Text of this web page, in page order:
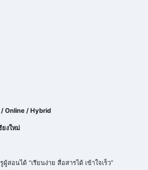
Online / Hybrid
ยงใหม่
อนได้ “เรียนง่าย สื่อสารได้ เข้าใจเร็ว”